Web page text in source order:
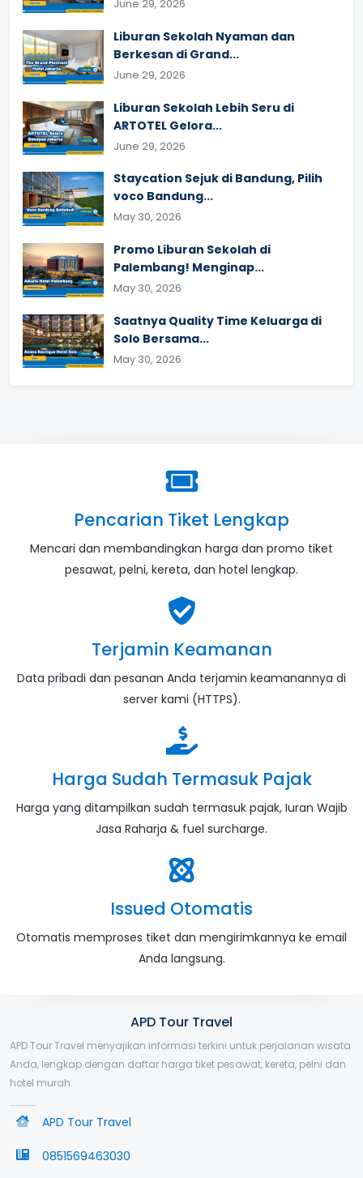
June 29, 2026
Liburan Sekolah Nyaman dan
Berkesan di Grand...
June 29, 2026
Liburan Sekolah Lebih Seru di
ARTOTEL Gelora...
June 29, 2026
Staycation Sejuk di Bandung, Pilih
voco Bandung...
May 30, 2026
Promo Liburan Sekolah di
Palembang! Menginap...
May 30, 2026
Saatnya Quality Time Keluarga di
Solo Bersama...
May 30, 2026
Pencarian Tiket Lengkap
Mencari dan membandingkan harga dan promo tiket
pesawat, pelni, kereta, dan hotel lengkap.
Terjamin Keamanan
Data pribadi dan pesanan Anda terjamin keamanannya di
server kami (HTTPS).
Harga Sudah Termasuk Pajak
Harga yang ditampilkan sudah termasuk pajak, Iuran Wajib
Jasa Raharja & fuel surcharge.
Issued Otomatis
Otomatis memproses tiket dan mengirimkannya ke email
Anda langsung.
APD Tour Travel
APD Tour Travel menyajikan informasi terkini untuk perjalanan wisata
Anda, lengkap dengan daftar harga tiket pesawat, kereta, pelni dan
hotel murah.
APD Tour Travel
0851569463030